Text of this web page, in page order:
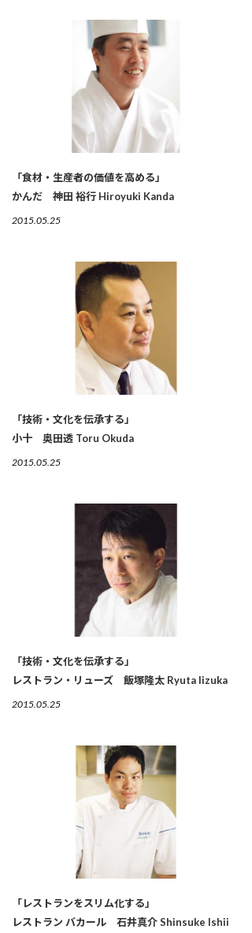
「食材・生産者の価値を高める」
かんだ 神田 裕行 Hiroyuki Kanda
2015.05.25
「技術・文化を伝承する」
小十 奥田透 Toru Okuda
2015.05.25
「技術・文化を伝承する」
レストラン・リューズ 飯塚隆太 Ryuta Iizuka
2015.05.25
「レストランをスリム化する」
レストラン バカール 石井真介 Shinsuke Ishii